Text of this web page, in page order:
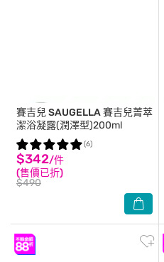
賽吉兒 SAUGELLA賽吉兒菁萃
潔浴凝露(潤澤型)200ml
$342/件
(售價已折)
$490
(6)